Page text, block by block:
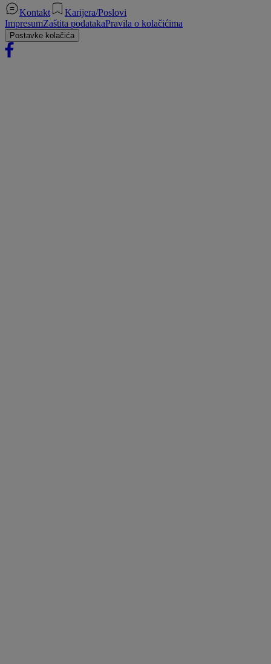
Kontakt
Karijera/Poslovi
ImpresumZaštita podatakaPravila o kolačićima
Postavke kolačića